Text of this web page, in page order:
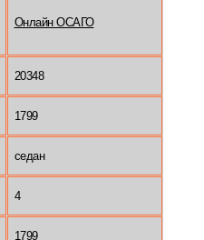
Онлайн ОСАГО
20348
1799
седан
4
1799